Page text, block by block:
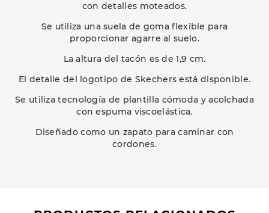
con detalles moteados.
Se utiliza una suela de goma flexible para
proporcionar agarre al suelo.
La altura del tacón es de 1,9 cm.
El detalle del logotipo de Skechers está disponible.
Se utiliza tecnología de plantilla cómoda y acolchada
con espuma viscoelástica.
Diseñado como un zapato para caminar con
cordones.